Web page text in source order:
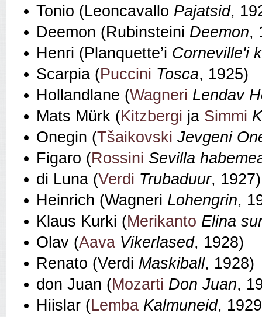
Tonio (Leoncavallo Pajatsid,
Deemon (Rubinsteini Deemon,
Henri (Planquette’i Corneville'i
Scarpia (Puccini Tosca, 1925)
Hollandlane (Wagneri Lendav
Mats Mürk (Kitzbergi ja Simmi
Onegin (Tšaikovski Jevgeni
Figaro (Rossini Sevilla
di Luna (Verdi Trubaduur, 1927)
Heinrich (Wagneri Lohengrin,
Klaus Kurki (Merikanto Elina
Olav (Aava Vikerlased, 1928)
Renato (Verdi Maskiball, 1928)
don Juan (Mozarti Don Juan,
Hiislar (Lemba Kalmuneid,